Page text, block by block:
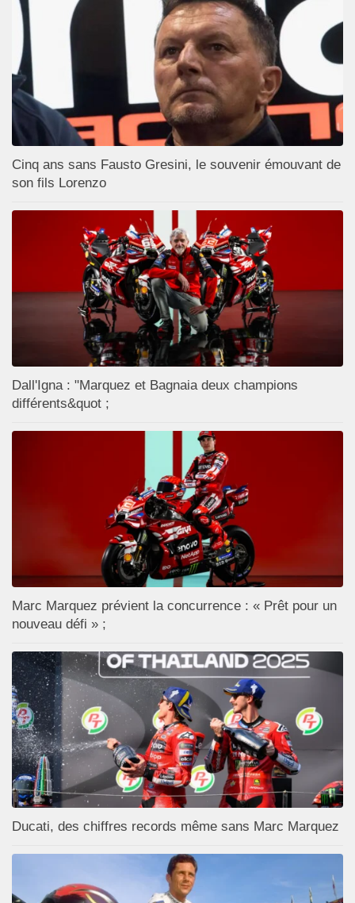
Cinq ans sans Fausto Gresini, le souvenir émouvant de
son fils Lorenzo
Dall'Igna : "Marquez et Bagnaia deux champions
différents&quot ;
Marc Marquez prévient la concurrence : « Prêt pour un
nouveau défi » ;
Ducati, des chiffres records même sans Marc Marquez